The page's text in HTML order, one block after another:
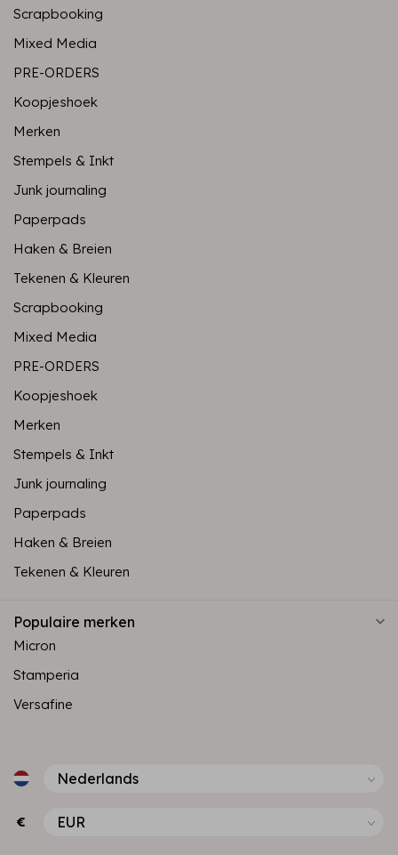
Scrapbooking
Mixed Media
PRE-ORDERS
Koopjeshoek
Merken
Stempels & Inkt
Junk journaling
Paperpads
Haken & Breien
Tekenen & Kleuren
Scrapbooking
Mixed Media
PRE-ORDERS
Koopjeshoek
Merken
Stempels & Inkt
Junk journaling
Paperpads
Haken & Breien
Tekenen & Kleuren
Populaire merken
Micron
Stamperia
Versafine
€